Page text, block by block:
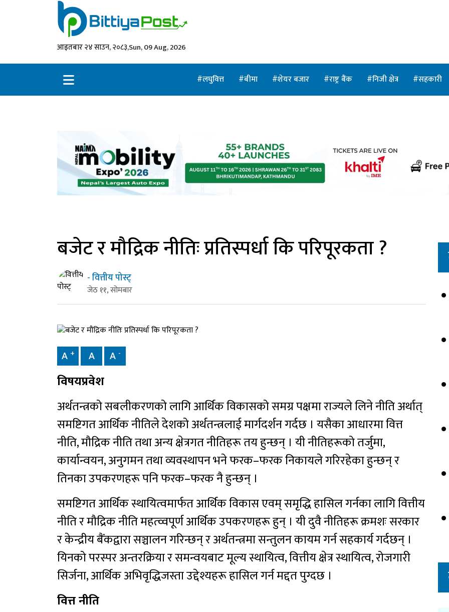
आइतबार २४ साउन, २०८३,Sun, 09 Aug, 2026
लघुवित्त बीमा शेयर बजार राष्ट्र बैंक निजी क्षेत्र सहकारी
बजेट र मौद्रिक नीतिः प्रतिस्पर्धा कि परिपूरकता ?
- वित्तीय पोस्ट्
जेठ ११, सोमबार
A + A A -
विषयप्रवेश
अर्थतन्त्रको सबलीकरणको लागि आर्थिक विकासको समग्र पक्षमा राज्यले लिने नीति अर्थात्
समष्टिगत आर्थिक नीतिले देशको अर्थतन्त्रलाई मार्गदर्शन गर्दछ । यसैका आधारमा वित्त
नीति, मौद्रिक नीति तथा अन्य क्षेत्रगत नीतिहरू तय हुन्छन् । यी नीतिहरूको तर्जुमा,
कार्यान्वयन, अनुगमन तथा व्यवस्थापन भने फरक–फरक निकायले गरिरहेका हुन्छन् र
तिनका उपकरणहरू पनि फरक–फरक नै हुन्छन् ।
समष्टिगत आर्थिक स्थायित्वमार्फत आर्थिक विकास एवम् समृद्धि हासिल गर्नका लागि वित्तीय
नीति र मौद्रिक नीति महत्व्वपूर्ण आर्थिक उपकरणहरू हुन् । यी दुवै नीतिहरू क्रमशः सरकार
र केन्द्रीय बैंकद्वारा सञ्चालन गरिन्छन् र अर्थतन्त्रमा सन्तुलन कायम गर्न सहकार्य गर्दछन् ।
यिनको परस्पर अन्तरक्रिया र समन्वयबाट मूल्य स्थायित्व, वित्तीय क्षेत्र स्थायित्व, रोजगारी
सिर्जना, आर्थिक अभिवृद्धिजस्ता उद्देश्यहरू हासिल गर्न मद्दत पुग्दछ ।
वित्त नीति